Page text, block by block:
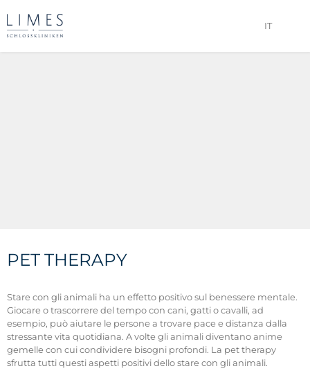
IT
PET THERAPY
Stare con gli animali ha un effetto positivo sul benessere mentale.
Giocare o trascorrere del tempo con cani, gatti o cavalli, ad
esempio, può aiutare le persone a trovare pace e distanza dalla
stressante vita quotidiana. A volte gli animali diventano anime
gemelle con cui condividere bisogni profondi. La pet therapy
sfrutta tutti questi aspetti positivi dello stare con gli animali.